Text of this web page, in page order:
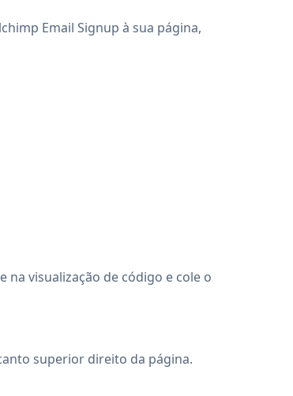
Email Signup à sua página,
na visualização de código e cole o
superior direito da página.